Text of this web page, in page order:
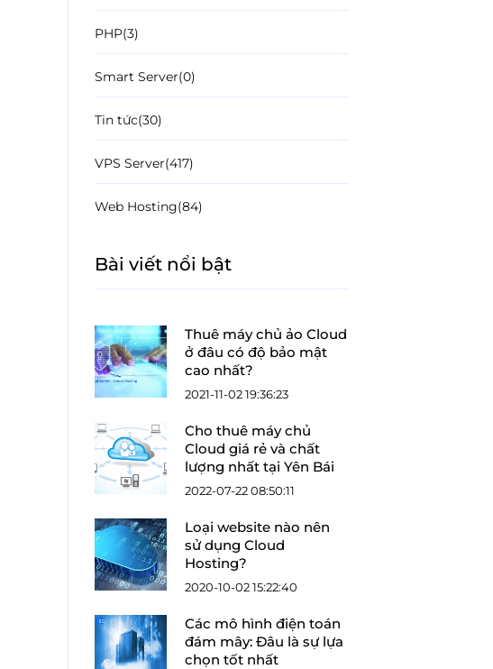
PHP(3)
Smart Server(0)
Tin tức(30)
VPS Server(417)
Web Hosting(84)
Bài viết nổi bật
Thuê máy chủ ảo Cloud
ở đâu có độ bảo mật
cao nhất?
2021-11-02 19:36:23
Cho thuê máy chủ
Cloud giá rẻ và chất
lượng nhất tại Yên Bái
2022-07-22 08:50:11
Loại website nào nên
sử dụng Cloud
Hosting?
2020-10-02 15:22:40
Các mô hình điện toán
đám mây: Đâu là sự lựa
chọn tốt nhất